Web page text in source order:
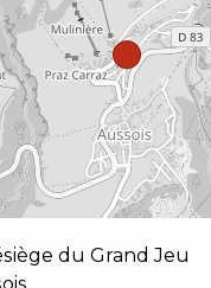
du Grand Jeu